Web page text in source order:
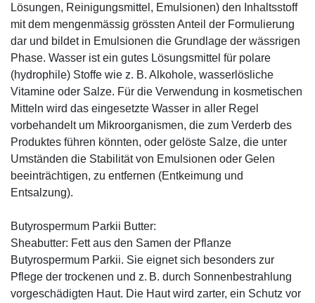
Lösungen, Reinigungsmittel, Emulsionen) den Inhaltsstoff
mit dem mengenmässig grössten Anteil der Formulierung
dar und bildet in Emulsionen die Grundlage der wässrigen
Phase. Wasser ist ein gutes Lösungsmittel für polare
(hydrophile) Stoffe wie z. B. Alkohole, wasserlösliche
Vitamine oder Salze. Für die Verwendung in kosmetischen
Mitteln wird das eingesetzte Wasser in aller Regel
vorbehandelt um Mikroorganismen, die zum Verderb des
Produktes führen könnten, oder gelöste Salze, die unter
Umständen die Stabilität von Emulsionen oder Gelen
beeinträchtigen, zu entfernen (Entkeimung und
Entsalzung).
Butyrospermum Parkii Butter:
Sheabutter: Fett aus den Samen der Pflanze
Butyrospermum Parkii. Sie eignet sich besonders zur
Pflege der trockenen und z. B. durch Sonnenbestrahlung
vorgeschädigten Haut. Die Haut wird zarter, ein Schutz vor